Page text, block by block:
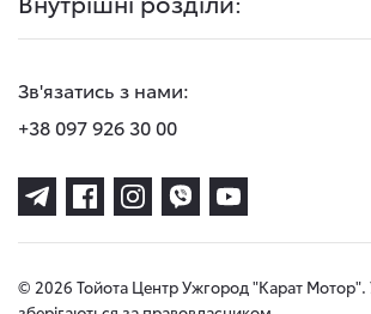
Зв'язатись з нами:
+38 097 926 30 00
© 2026 Тойота Центр Ужгород "Карат Мотор".